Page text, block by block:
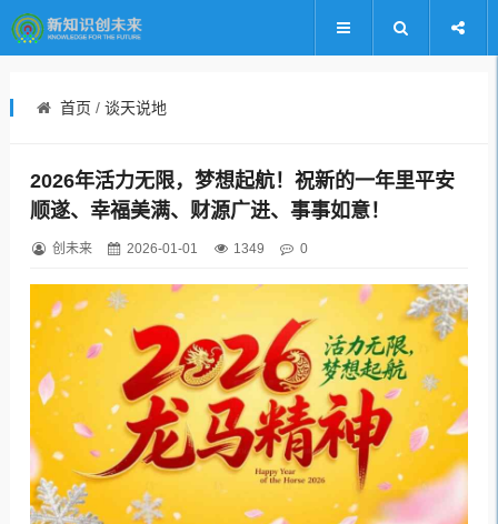
首页 / 谈天说地
2026年活力无限，梦想起航！祝新的一年里平安
顺遂、幸福美满、财源广进、事事如意！
创未来 2026-01-01 1349 0